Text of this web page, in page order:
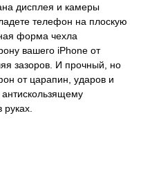
дисплея и камеры
телефон на плоскую
форма чехла
вашего iPhone от
зазоров. И прочный, но
от царапин, ударов и